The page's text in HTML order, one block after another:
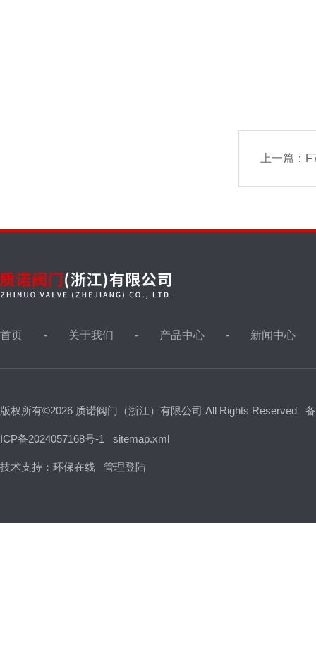
上一篇：
首页 关于我们 产品中心 新闻中心
版权所有©2026 质诺阀门（浙江）有限公司 All Rights Reserved
ICP备2024057168号-1 sitemap.xml
技术支持： 环保在线 管理登陆